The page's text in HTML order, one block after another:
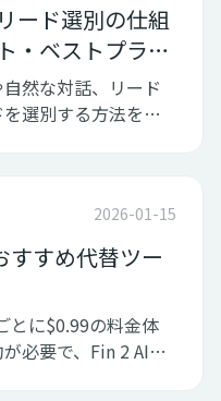
ード選別の仕組
・ベストプラク
然な対話、リード
選別する方法を解
2026-01-15
すめ代替ツー
とに$0.99の料金体
必要で、Fin 2 AIエ